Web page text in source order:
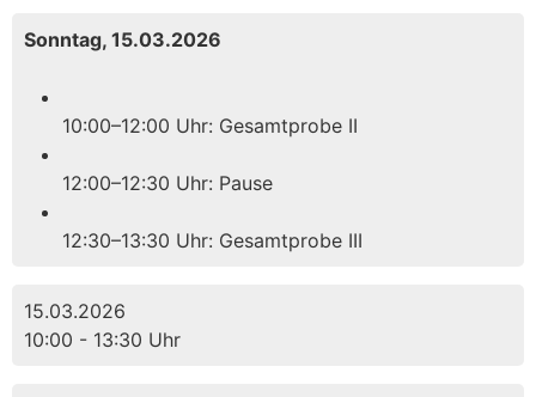
Sonntag, 15.03.2026
10:00–12:00 Uhr: Gesamtprobe II
12:00–12:30 Uhr: Pause
12:30–13:30 Uhr: Gesamtprobe III
15.03.2026
10:00 - 13:30 Uhr